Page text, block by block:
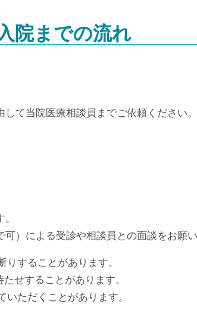
院までの流れ
て当院医療相談員までご依頼ください。
）による受診や相談員との面談をお願
することがあります。
せすることがあります。
ただくことがあります。